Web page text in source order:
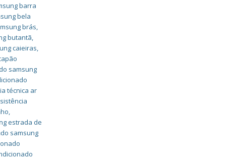
barra
bela
brás,
butantã,
caieiras,
samsung
técnica ar
,
estrada de
samsung